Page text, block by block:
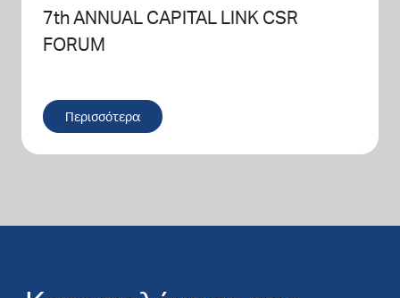
7th ANNUAL CAPITAL LINK CSR
FORUM
Περισσότερα